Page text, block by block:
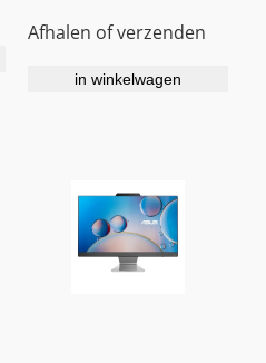
Afhalen of verzenden
in winkelwagen